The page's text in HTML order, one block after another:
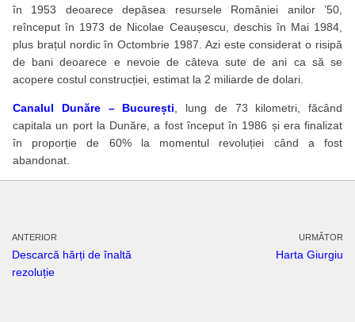
în 1953 deoarece depăsea resursele României anilor ’50,
reînceput în 1973 de Nicolae Ceaușescu, deschis în Mai 1984,
plus brațul nordic în Octombrie 1987. Azi este considerat o risipă
de bani deoarece e nevoie de câteva sute de ani ca să se
acopere costul construcției, estimat la 2 miliarde de dolari.
Canalul Dunăre – București, lung de 73 kilometri, făcând
capitala un port la Dunăre, a fost început în 1986 și era finalizat
în proporție de 60% la momentul revoluției când a fost
abandonat.
ANTERIOR
Descarcă hărți de înaltă
rezoluție
URMĂTOR
Harta Giurgiu